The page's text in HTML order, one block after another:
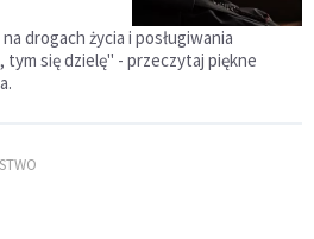
drogach życia i posługiwania
tym się dzielę" - przeczytaj piękne